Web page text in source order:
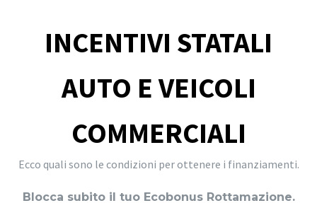
INCENTIVI STATALI
AUTO E VEICOLI
COMMERCIALI
Ecco quali sono le condizioni per ottenere i finanziamenti.
Blocca subito il tuo Ecobonus Rottamazione.